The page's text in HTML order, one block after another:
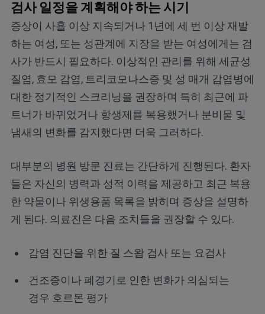
검사 일정을 계획해야 하는 시기
증상이 사흘 이상 지속되거나 1년에 세 번 이상 재발
하는 여성, 또는 성관계에 지장을 받는 여성에게는 검
사가 반드시 필요하다. 이상적인 관리를 위해 세균성
질염, 효모 감염, 트리코모나스증 및 성 매개 감염병에
대한 정기적인 스크리닝을 권장하며 특히 최근에 파
트너가 바뀌었거나 항생제를 복용했거나 분비물 및
냄새의 변화를 감지했다면 더욱 그러하다.
대부분의 병원 방문 진료는 간단하게 진행된다. 환자
들은 자신의 병력과 성적 이력을 제공하고 최근 복용
한 약물이나 위생용품 목록을 밝히며 증상을 설명하
게 된다. 의료진은 다음 조치들을 권장할 수 있다.
감염 진단을 위한 질 스왑 검사 또는 요검사
건조증이나 폐경기로 인한 변화가 의심되는
경우 호르몬 평가